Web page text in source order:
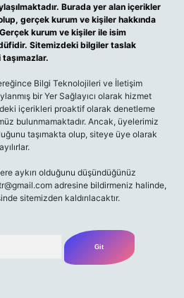
Burada yer alan içerikler
gerçek kurum ve kişiler hakkında
kurum ve kişiler ile isim
Sitemizdeki bilgiler taslak
Bilgi Teknolojileri ve İletişim
bir Yer Sağlayıcı olarak hizmet
içerikleri proaktif olarak denetleme
bulunmamaktadır. Ancak, üyelerimiz
taşımakta olup, siteye üye olarak
aykırı olduğunu düşündüğünüz
adresine bildirmeniz halinde,
sitemizden kaldırılacaktır.